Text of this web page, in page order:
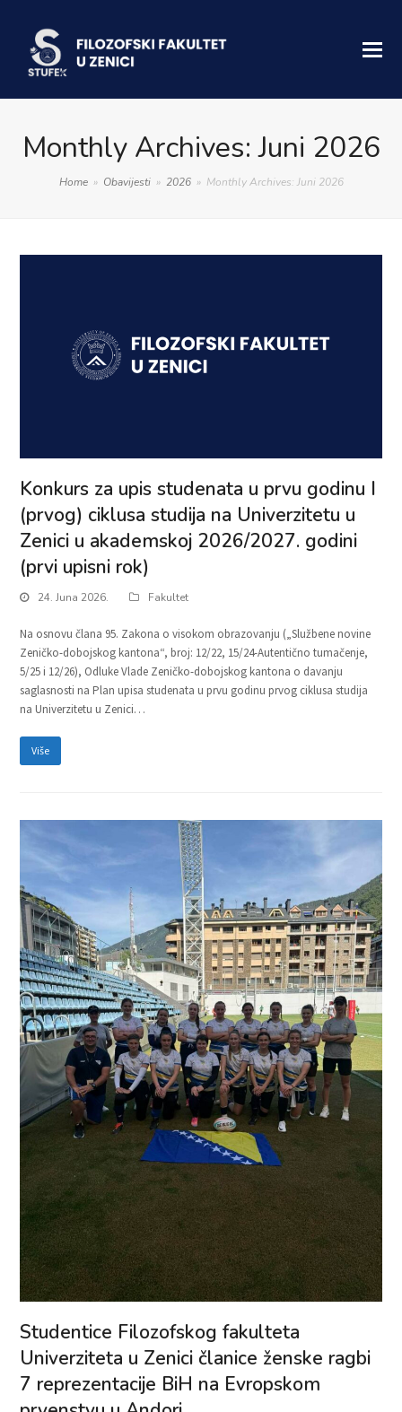
Monthly Archives: Juni 2026
Home » Obavijesti » 2026 » Monthly Archives: Juni 2026
Konkurs za upis studenata u prvu godinu I
(prvog) ciklusa studija na Univerzitetu u
Zenici u akademskoj 2026/2027. godini
(prvi upisni rok)
24. Juna 2026. Fakultet
Na osnovu člana 95. Zakona o visokom obrazovanju („Službene novine
Zeničko-dobojskog kantona“, broj: 12/22, 15/24-Autentično tumačenje,
5/25 i 12/26), Odluke Vlade Zeničko-dobojskog kantona o davanju
saglasnosti na Plan upisa studenata u prvu godinu prvog ciklusa studija
na Univerzitetu u Zenici…
Više
Studentice Filozofskog fakulteta
Univerziteta u Zenici članice ženske ragbi
7 reprezentacije BiH na Evropskom